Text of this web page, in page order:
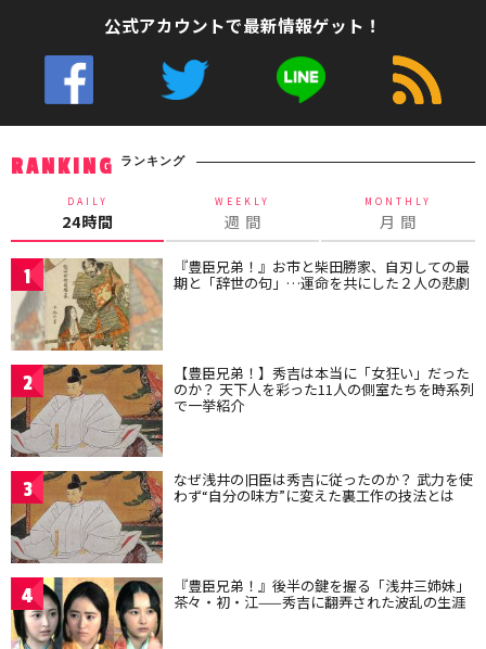
公式アカウントで最新情報ゲット！
RANKING ランキング
DAILY
24時間
WEEKLY
週 間
MONTHLY
月 間
1 『豊臣兄弟！』お市と柴田勝家、自刃しての最
期と「辞世の句」…運命を共にした２人の悲劇
2 【豊臣兄弟！】秀吉は本当に「女狂い」だった
のか？ 天下人を彩った11人の側室たちを時系列
で一挙紹介
3 なぜ浅井の旧臣は秀吉に従ったのか？ 武力を使
わず“自分の味方”に変えた裏工作の技法とは
4 『豊臣兄弟！』後半の鍵を握る「浅井三姉妹」
茶々・初・江——秀吉に翻弄された波乱の生涯